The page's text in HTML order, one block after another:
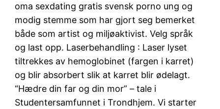
oma sexdating gratis svensk porno ung og
modig stemme som har gjort seg bemerket
både som artist og miljøaktivist. Velg språk
og last opp. Laserbehandling : Laser lyset
tiltrekkes av hemoglobinet (fargen i karret)
og blir absorbert slik at karret blir ødelagt.
“Hædre din far og din mor” – tale i
Studentersamfunnet i Trondhjem. Vi starter